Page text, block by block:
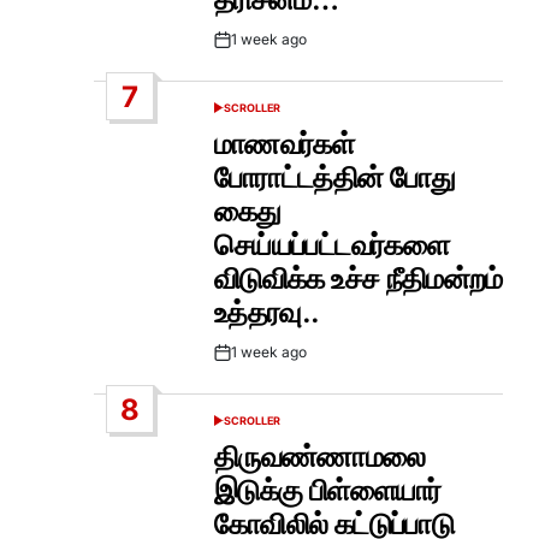
Post1 week ago
7
POSTED
SCROLLER
மாணவர்கள்
போராட்டத்தின் போது
கைது
செய்யப்பட்டவர்களை
விடுவிக்க உச்ச நீதிமன்றம்
உத்தரவு..
Post1 week ago
8
POSTED
SCROLLER
திருவண்ணாமலை
இடுக்கு பிள்ளையார்
கோவிலில் கட்டுப்பாடு